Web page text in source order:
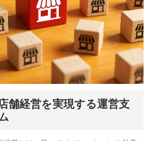
舗経営を実現する運営支